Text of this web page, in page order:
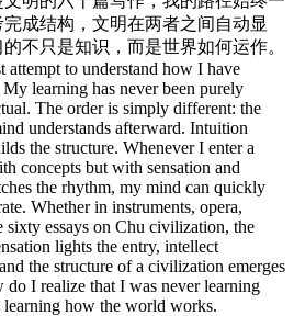
成结构，文明在两者之间自动显
不只是知识，而是世界如何运作。
attempt to understand how I have
learning has never been purely
The order is simply different: the
understands afterward. Intuition
the structure. Whenever I enter a
concepts but with sensation and
the rhythm, my mind can quickly
Whether in instruments, opera,
sixty essays on Chu civilization, the
lights the entry, intellect
the structure of a civilization emerges
I realize that I was never learning
how the world works.